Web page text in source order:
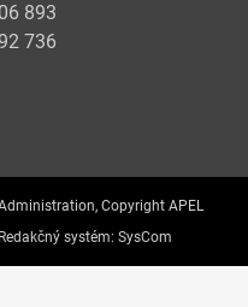
893
736
Copyright APEL
Redakčný systém: SysCom